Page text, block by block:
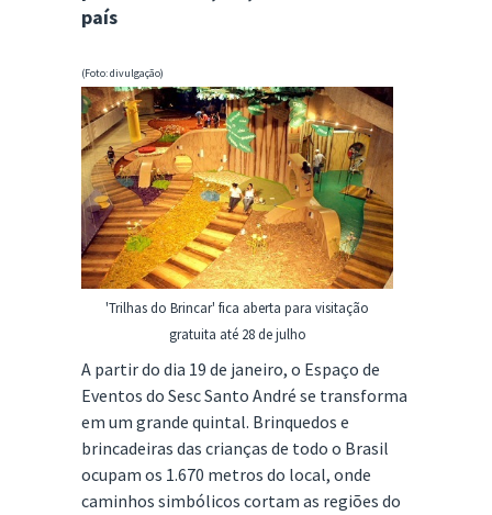
país
(Foto: divulgação)
'Trilhas do Brincar' fica aberta para visitação
gratuita até 28 de julho
A partir do dia 19 de janeiro, o Espaço de
Eventos do Sesc Santo André se transforma
em um grande quintal. Brinquedos e
brincadeiras das crianças de todo o Brasil
ocupam os 1.670 metros do local, onde
caminhos simbólicos cortam as regiões do